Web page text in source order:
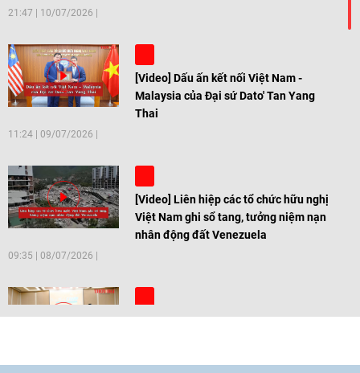
21:47 10/07/2026
[Video] Dấu ấn kết nối Việt Nam -
Malaysia của Đại sứ Dato' Tan Yang
Thai
11:24 09/07/2026
[Video] Liên hiệp các tổ chức hữu nghị
Việt Nam ghi sổ tang, tưởng niệm nạn
nhân động đất Venezuela
09:35 08/07/2026
[Video] Trẻ em Đông Á cùng kiến tạo